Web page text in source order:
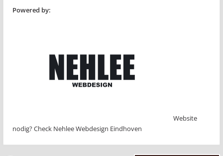
Powered by:
Website
nodig? Check Nehlee Webdesign Eindhoven